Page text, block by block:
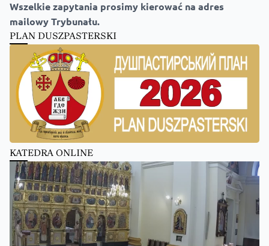
Wszelkie zapytania prosimy kierować na adres
mailowy Trybunału.
PLAN DUSZPASTERSKI
KATEDRA ONLINE